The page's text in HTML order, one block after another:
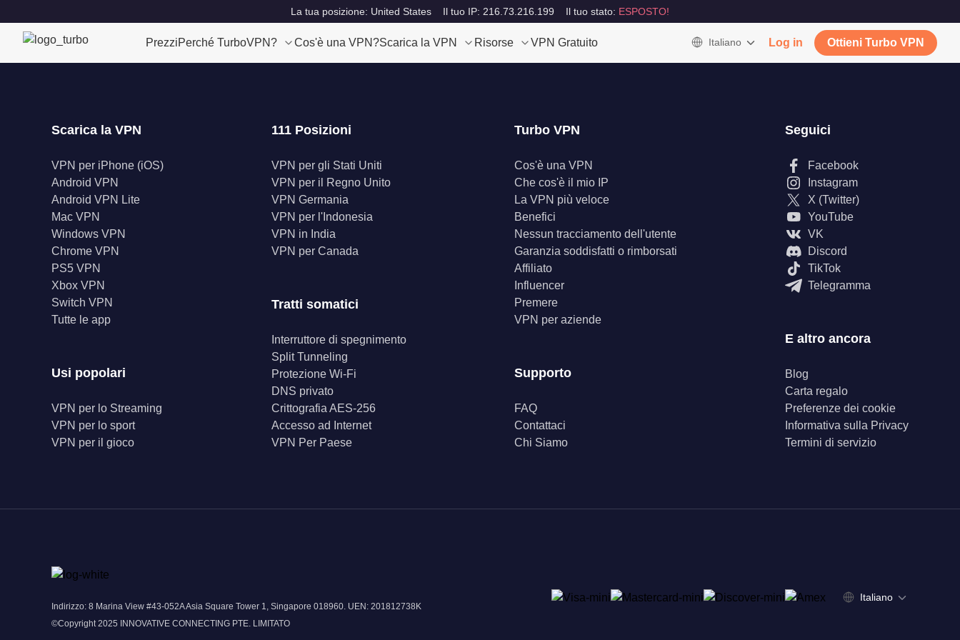
La tua posizione: United States Il tuo IP: 216.73.216.199 Il tuo stato: ESPOSTO!
PrezziPerché TurboVPN? Cos'è una VPN?Scarica la VPN Risorse VPN Gratuito Italiano Log in Ottieni Turbo VPN
Scarica la VPN
VPN per iPhone (iOS)
Android VPN
Android VPN Lite
Mac VPN
Windows VPN
Chrome VPN
PS5 VPN
Xbox VPN
Switch VPN
Tutte le app
Usi popolari
VPN per lo Streaming
VPN per lo sport
VPN per il gioco
111 Posizioni
VPN per gli Stati Uniti
VPN per il Regno Unito
VPN Germania
VPN per l'Indonesia
VPN in India
VPN per Canada
Tratti somatici
Interruttore di spegnimento
Split Tunneling
Protezione Wi-Fi
DNS privato
Crittografia AES-256
Accesso ad Internet
VPN Per Paese
Turbo VPN
Cos'è una VPN
Che cos'è il mio IP
La VPN più veloce
Benefici
Nessun tracciamento dell'utente
Garanzia soddisfatti o rimborsati
Affiliato
Influencer
Premere
VPN per aziende
Supporto
FAQ
Contattaci
Chi Siamo
Seguici
Facebook
Instagram
X (Twitter)
YouTube
VK
Discord
TikTok
Telegramma
E altro ancora
Blog
Carta regalo
Preferenze dei cookie
Informativa sulla Privacy
Termini di servizio
Indirizzo: 8 Marina View #43-052A Asia Square Tower 1, Singapore 018960. UEN: 201812738K
©Copyright 2025 INNOVATIVE CONNECTING PTE. LIMITATO
Italiano